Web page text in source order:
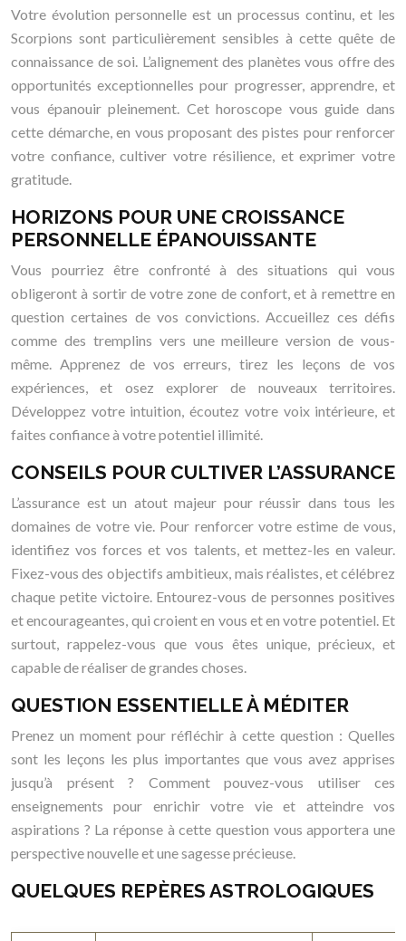
Votre évolution personnelle est un processus continu, et les
Scorpions sont particulièrement sensibles à cette quête de
connaissance de soi. L’alignement des planètes vous offre des
opportunités exceptionnelles pour progresser, apprendre, et
vous épanouir pleinement. Cet horoscope vous guide dans
cette démarche, en vous proposant des pistes pour renforcer
votre confiance, cultiver votre résilience, et exprimer votre
gratitude.
HORIZONS POUR UNE CROISSANCE
PERSONNELLE ÉPANOUISSANTE
Vous pourriez être confronté à des situations qui vous
obligeront à sortir de votre zone de confort, et à remettre en
question certaines de vos convictions. Accueillez ces défis
comme des tremplins vers une meilleure version de vous-
même. Apprenez de vos erreurs, tirez les leçons de vos
expériences, et osez explorer de nouveaux territoires.
Développez votre intuition, écoutez votre voix intérieure, et
faites confiance à votre potentiel illimité.
CONSEILS POUR CULTIVER L’ASSURANCE
L’assurance est un atout majeur pour réussir dans tous les
domaines de votre vie. Pour renforcer votre estime de vous,
identifiez vos forces et vos talents, et mettez-les en valeur.
Fixez-vous des objectifs ambitieux, mais réalistes, et célébrez
chaque petite victoire. Entourez-vous de personnes positives
et encourageantes, qui croient en vous et en votre potentiel. Et
surtout, rappelez-vous que vous êtes unique, précieux, et
capable de réaliser de grandes choses.
QUESTION ESSENTIELLE À MÉDITER
Prenez un moment pour réfléchir à cette question : Quelles
sont les leçons les plus importantes que vous avez apprises
jusqu’à présent ? Comment pouvez-vous utiliser ces
enseignements pour enrichir votre vie et atteindre vos
aspirations ? La réponse à cette question vous apportera une
perspective nouvelle et une sagesse précieuse.
QUELQUES REPÈRES ASTROLOGIQUES